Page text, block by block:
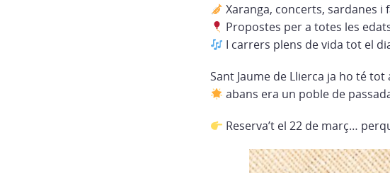
Xaranga, concerts, sardanes i
Propostes per a totes les
I carrers plens de vida tot el
Sant Jaume de Llierca ja ho té
abans era un poble de
Reserva’t el 22 de març…